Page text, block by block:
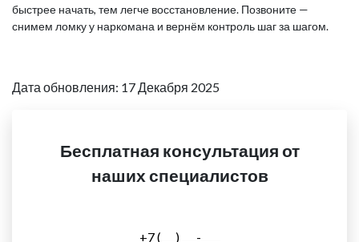
быстрее начать, тем легче восстановление. Позвоните —
снимем ломку у наркомана и вернём контроль шаг за шагом.
Дата обновления: 17 Декабря 2025
Бесплатная консультация от
наших специалистов